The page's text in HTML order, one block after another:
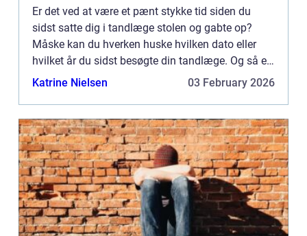
Er det ved at være et pænt stykke tid siden du
sidst satte dig i tandlæge stolen og gabte op?
Måske kan du hverken huske hvilken dato eller
hvilket år du sidst besøgte din tandlæge. Og så er
det ved at...
Katrine Nielsen 03 February 2026